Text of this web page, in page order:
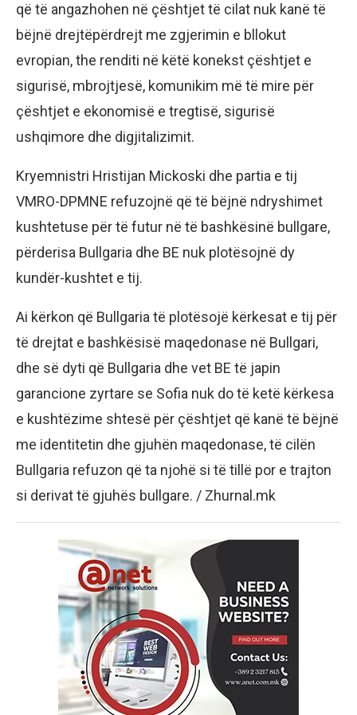
që të angazhohen në çështjet të cilat nuk kanë të
bëjnë drejtëpërdrejt me zgjerimin e bllokut
evropian, the renditi në këtë konekst çështjet e
sigurisë, mbrojtjesë, komunikim më të mire për
çështjet e ekonomisë e tregtisë, sigurisë
ushqimore dhe digjitalizimit.
Kryemnistri Hristijan Mickoski dhe partia e tij
VMRO-DPMNE refuzojnë që të bëjnë ndryshimet
kushtetuse për të futur në të bashkësinë bullgare,
përderisa Bullgaria dhe BE nuk plotësojnë dy
kundër-kushtet e tij.
Ai kërkon që Bullgaria të plotësojë kërkesat e tij për
të drejtat e bashkësisë maqedonase në Bullgari,
dhe së dyti që Bullgaria dhe vet BE të japin
garancione zyrtare se Sofia nuk do të ketë kërkesa
e kushtëzime shtesë për çështjet që kanë të bëjnë
me identitetin dhe gjuhën maqedonase, të cilën
Bullgaria refuzon që ta njohë si të tillë por e trajton
si derivat të gjuhës bullgare. / Zhurnal.mk